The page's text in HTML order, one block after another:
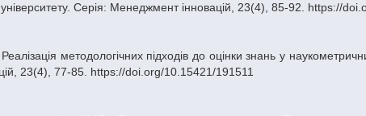
університету. Серія: Менеджмент інновацій, 23(4), 85-92. https://
23(4), 77-85. https://doi.org/10.15421/191511